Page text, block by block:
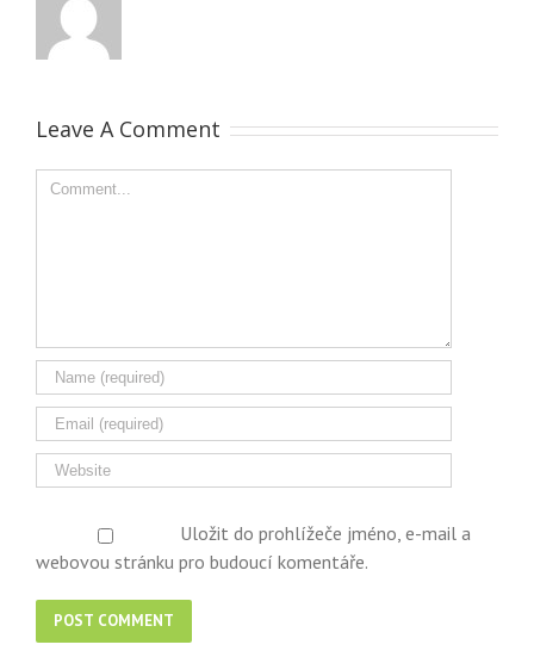
Leave A Comment
Comment
Uložit do prohlížeče jméno, e-mail a
webovou stránku pro budoucí komentáře.